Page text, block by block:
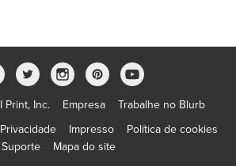
Print, Inc. Empresa
Trabalhe no Blurb
Impresso
Política de cookies
Suporte
Mapa do site